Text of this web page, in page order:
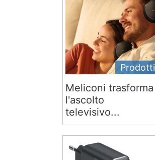
Prodotti
Meliconi trasforma
l'ascolto
televisivo...